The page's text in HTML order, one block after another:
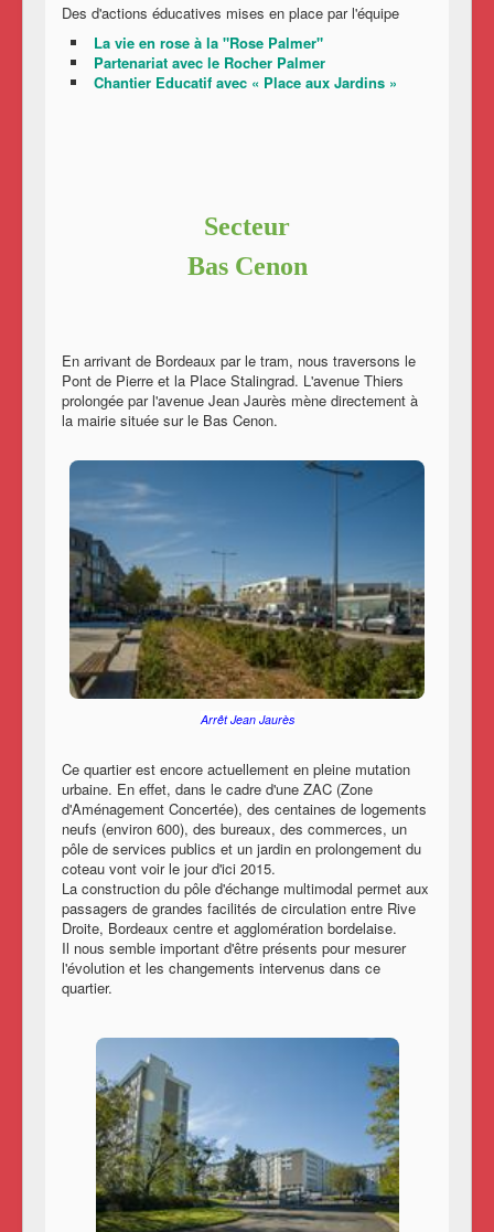
Des d'actions éducatives mises en place par l'équipe
La vie en rose à la "Rose Palmer"
Partenariat avec le Rocher Palmer
Chantier Educatif avec « Place aux Jardins »
Secteur
Bas Cenon
En arrivant de Bordeaux par le tram, nous traversons le
Pont de Pierre et la Place Stalingrad. L'avenue Thiers
prolongée par l'avenue Jean Jaurès mène directement à
la mairie située sur le Bas Cenon.
Arrêt Jean Jaurès
Ce quartier est encore actuellement en pleine mutation
urbaine. En effet, dans le cadre d'une ZAC (Zone
d'Aménagement Concertée), des centaines de logements
neufs (environ 600), des bureaux, des commerces, un
pôle de services publics et un jardin en prolongement du
coteau vont voir le jour d'ici 2015.
La construction du pôle d'échange multimodal permet aux
passagers de grandes facilités de circulation entre Rive
Droite, Bordeaux centre et agglomération bordelaise.
Il nous semble important d'être présents pour mesurer
l'évolution et les changements intervenus dans ce
quartier.